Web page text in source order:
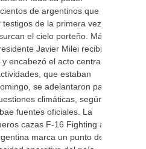
de argentinos que se
de la primera vez
el cielo porteño. Más
Javier Milei recibió
encabezó el acto central
que estaban
se adelantaron para
climáticas, según
fuentes oficiales. La
cazas F-16 Fighting a
marca un punto de